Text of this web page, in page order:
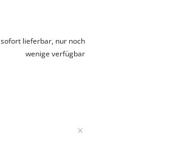
sofort lieferbar, nur noch
wenige verfügbar